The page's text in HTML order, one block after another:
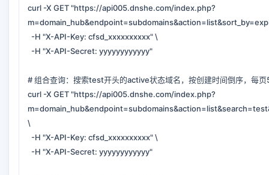
curl -X GET "https://api005.dnshe.com/index.php?
-H "X-API-Key: cfsd_xxxxxxxxxx" \
-H "X-API-Secret: yyyyyyyyyyyy"
# 组合查询：搜索test开头的active状态域名，按创建时间倒序，每页
curl -X GET "https://api005.dnshe.com/index.php?
\
-H "X-API-Key: cfsd_xxxxxxxxxx" \
-H "X-API-Secret: yyyyyyyyyyyy"